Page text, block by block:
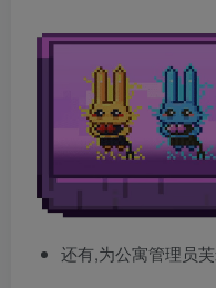
还有,为公寓管理员